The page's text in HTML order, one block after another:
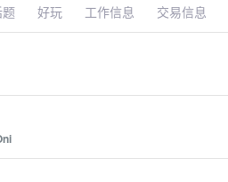
好玩 工作信息 交易信息